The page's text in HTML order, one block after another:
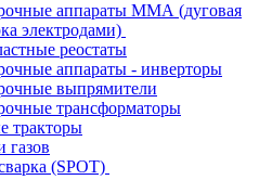
аппараты ММА (дуговая
электродами)
реостаты
аппараты - инверторы
выпрямители
трансформаторы
тракторы
газов
(SPOT)